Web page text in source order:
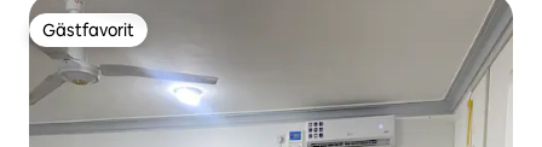
Gästfavorit
Gästfavorit